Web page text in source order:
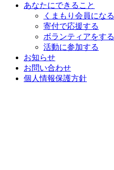
あなたにできること
くまもり会員になる
寄付で応援する
ボランティアをする
活動に参加する
お知らせ
お問い合わせ
個人情報保護方針